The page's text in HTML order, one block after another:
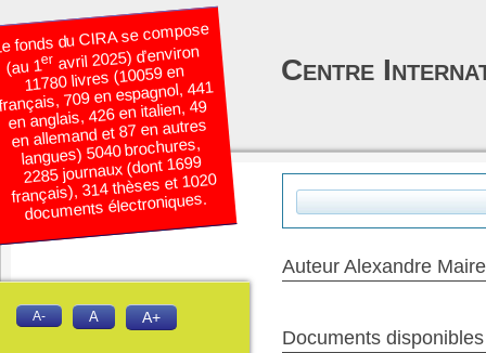
Auteur Alexandre
Documents
fonds du CIRA se compose
(au 1eravril 2025) d’environ
11780 livres (10059 en
709 en espagnol, 441
en anglais, 426 en italien, 49
en allemand et 87 en autres
langues) 5040 brochures,
2285 journaux (dont 1699
français), 314 thèses et 1020
documents électroniques.
Centre
A- A A+